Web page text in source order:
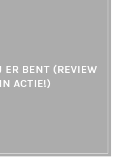
ER BENT (REVIEW
ACTIE!)